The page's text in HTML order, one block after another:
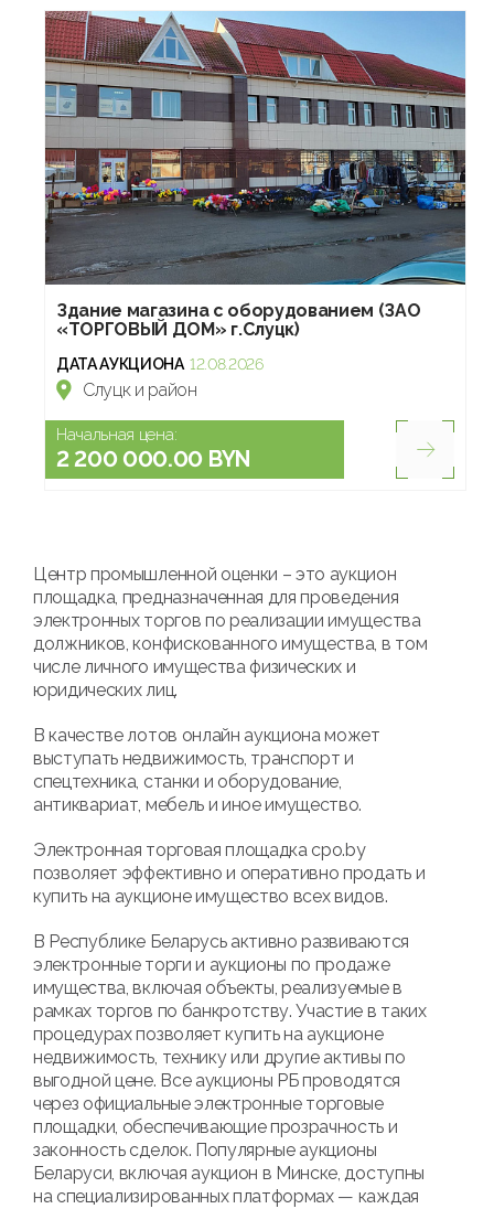
Здание магазина с оборудованием (ЗАО
«ТОРГОВЫЙ ДОМ» г.Слуцк)
ДАТА АУКЦИОНА 12.08.2026
Слуцк и район
Начальная цена:
2 200 000.00 BYN
Центр промышленной оценки – это аукцион
площадка, предназначенная для проведения
электронных торгов по реализации имущества
должников, конфискованного имущества, в том
числе личного имущества физических и
юридических лиц.
В качестве лотов онлайн аукциона может
выступать недвижимость, транспорт и
спецтехника, станки и оборудование,
антиквариат, мебель и иное имущество.
Электронная торговая площадка cpo.by
позволяет эффективно и оперативно продать и
купить на аукционе имущество всех видов.
В Республике Беларусь активно развиваются
электронные торги и аукционы по продаже
имущества, включая объекты, реализуемые в
рамках торгов по банкротству. Участие в таких
процедурах позволяет купить на аукционе
недвижимость, технику или другие активы по
выгодной цене. Все аукционы РБ проводятся
через официальные электронные торговые
площадки, обеспечивающие прозрачность и
законность сделок. Популярные аукционы
Беларуси, включая аукцион в Минске, доступны
на специализированных платформах — каждая